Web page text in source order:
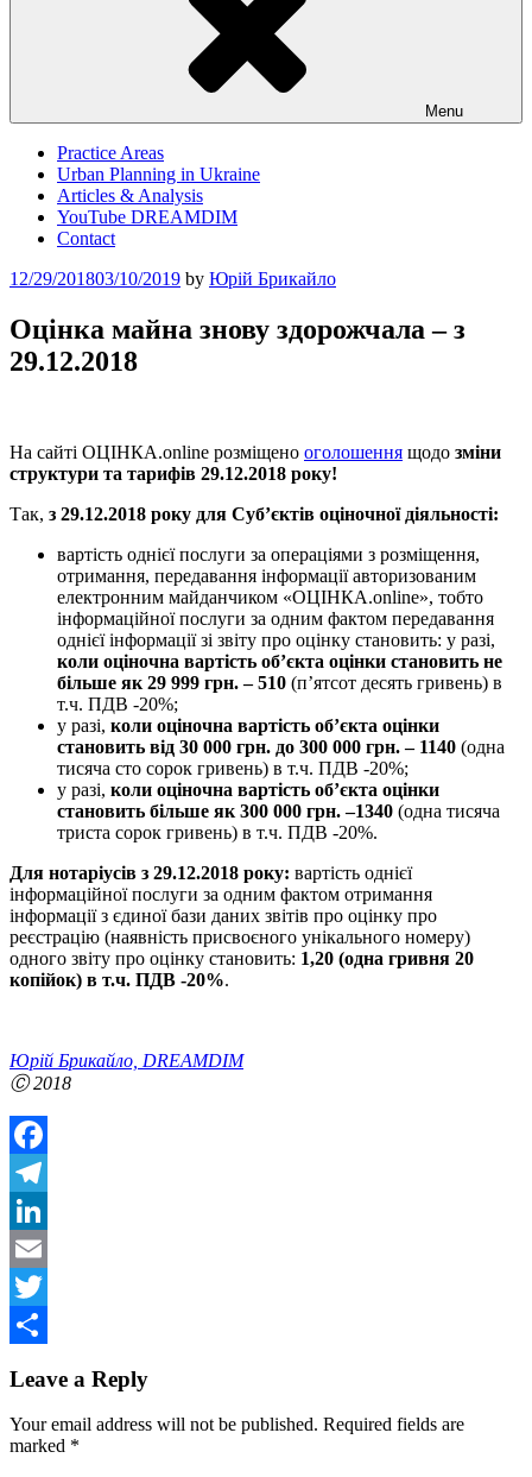
Menu
Practice Areas
Urban Planning in Ukraine
Articles & Analysis
YouTube DREAMDIM
Contact
Posted
12/29/201803/10/2019 by Юрій Брикайло
Оцінка майна знову здорожчала – з
29.12.2018
На сайті ОЦІНКА.online розміщено оголошення щодо зміни
структури та тарифів 29.12.2018 року!
Так, з 29.12.2018 року для Суб’єктів оціночної діяльності:
вартість однієї послуги за операціями з розміщення,
отримання, передавання інформації авторизованим
електронним майданчиком «ОЦІНКА.online», тобто
інформаційної послуги за одним фактом передавання
однієї інформації зі звіту про оцінку становить: у разі,
коли оціночна вартість об’єкта оцінки становить не
більше як 29 999 грн. –510 (п’ятсот десять гривень) в
т.ч. ПДВ -20%;
у разі, коли оціночна вартість об’єкта оцінки
становить від 30 000 грн. до 300 000 грн. – 1140 (одна
тисяча сто сорок гривень) в т.ч. ПДВ -20%;
у разі, коли оціночна вартість об’єкта оцінки
становить більше як 300 000 грн. –1340 (одна тисяча
триста сорок гривень) в т.ч. ПДВ -20%.
Для нотаріусів з 29.12.2018 року: вартість однієї
інформаційної послуги за одним фактом отримання
інформації з єдиної бази даних звітів про оцінку про
реєстрацію (наявність присвоєного унікального номеру)
одного звіту про оцінку становить: 1,20 (одна гривня 20
копійок) в т.ч. ПДВ -20%.
Юрій Брикайло, DREAMDIM
Ⓒ2018
Facebook
Telegram
LinkedIn
Email
Twitter
Leave a Reply
Your email address will not be published. Required fields are
marked *